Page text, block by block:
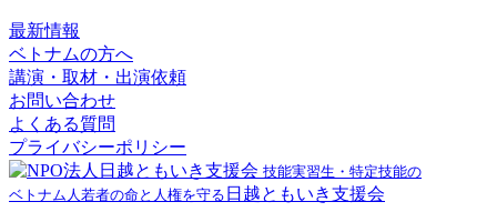
最新情報
ベトナムの方へ
講演・取材・出演依頼
お問い合わせ
よくある質問
プライバシーポリシー
技能実習生・特定技能の
ベトナム人若者の命と人権を守る 日越ともいき支援会